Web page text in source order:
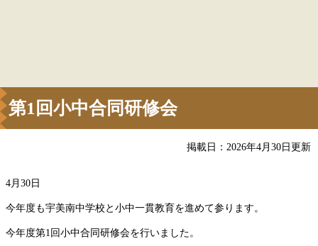
第1回小中合同研修会
掲載日：2026年4月30日更新
4月30日
今年度も宇美南中学校と小中一貫教育を進めて参ります。
今年度第1回小中合同研修会を行いました。